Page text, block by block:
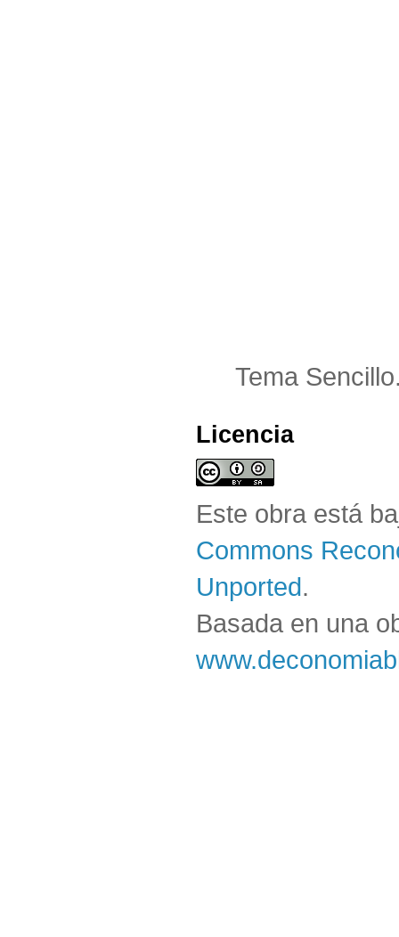
Tema
Licencia
Este obra está
Commons
Unported.
Basada en una